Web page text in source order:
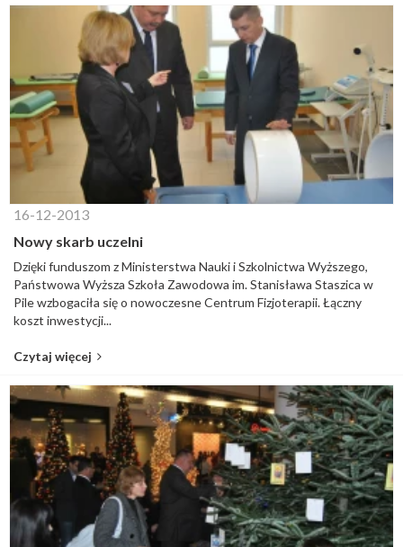
16-12-2013
Nowy skarb uczelni
Dzięki funduszom z Ministerstwa Nauki i Szkolnictwa Wyższego,
Państwowa Wyższa Szkoła Zawodowa im. Stanisława Staszica w
Pile wzbogaciła się o nowoczesne Centrum Fizjoterapii. Łączny
koszt inwestycji...
Czytaj więcej